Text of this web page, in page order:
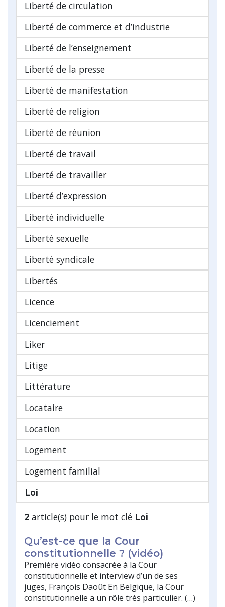
Liberté de circulation
Liberté de commerce et d’industrie
Liberté de l’enseignement
Liberté de la presse
Liberté de manifestation
Liberté de religion
Liberté de réunion
Liberté de travail
Liberté de travailler
Liberté d’expression
Liberté individuelle
Liberté sexuelle
Liberté syndicale
Libertés
Licence
Licenciement
Liker
Litige
Littérature
Locataire
Location
Logement
Logement familial
Loi
2 article(s) pour le mot clé Loi
Qu’est-ce que la Cour
constitutionnelle ? (vidéo)
Première vidéo consacrée à la Cour
constitutionnelle et interview d’un de ses
juges, François Daoût En Belgique, la Cour
constitutionnelle a un rôle très particulier. (…)